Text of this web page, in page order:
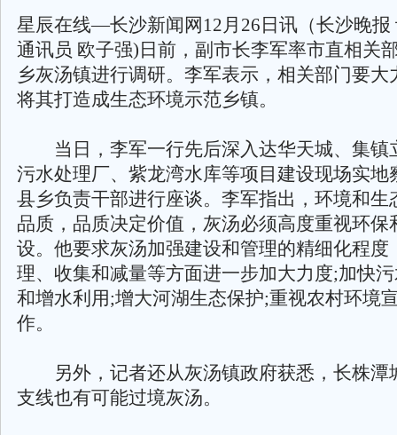
星辰在线—长沙新闻网12月26日讯（长沙晚报
通讯员 欧子强)日前，副市长李军率市直相关
乡灰汤镇进行调研。李军表示，相关部门要大
将其打造成生态环境示范乡镇。
当日，李军一行先后深入达华天城、集镇
污水处理厂、紫龙湾水库等项目建设现场实地
县乡负责干部进行座谈。李军指出，环境和生
品质，品质决定价值，灰汤必须高度重视环保
设。他要求灰汤加强建设和管理的精细化程度
理、收集和减量等方面进一步加大力度;加快
和增水利用;增大河湖生态保护;重视农村环境
作。
另外，记者还从灰汤镇政府获悉，长株潭
支线也有可能过境灰汤。